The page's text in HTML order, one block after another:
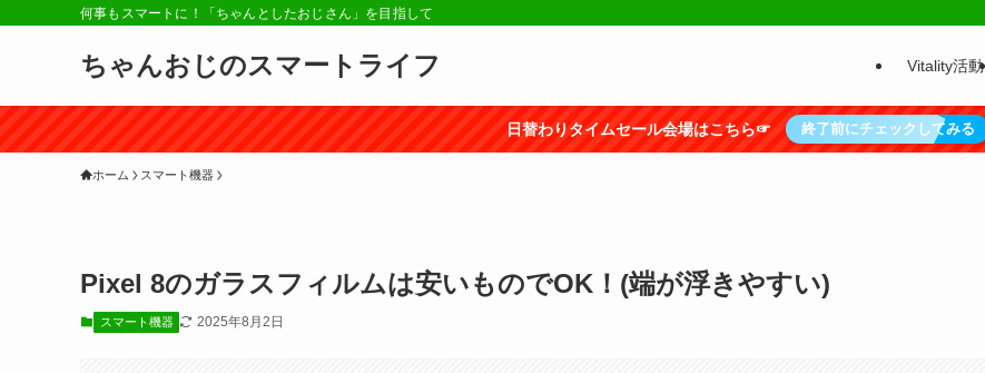
何事もスマートに！「ちゃんとしたおじさん」を目指して
ちゃんおじのスマートライフ Vitality活動
日替わりタイムセール会場はこちら☞ 終了前にチェックしてみる
ホーム スマート機器
Pixel 8のガラスフィルムは安いものでOK！(端が浮きやすい)
スマート機器 2025年8月2日